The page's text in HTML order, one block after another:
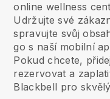
online wellness
Udržujte své
spravujte svůj
go s naší mobilní
Pokud chcete,
rezervovat a
Blackbell pro